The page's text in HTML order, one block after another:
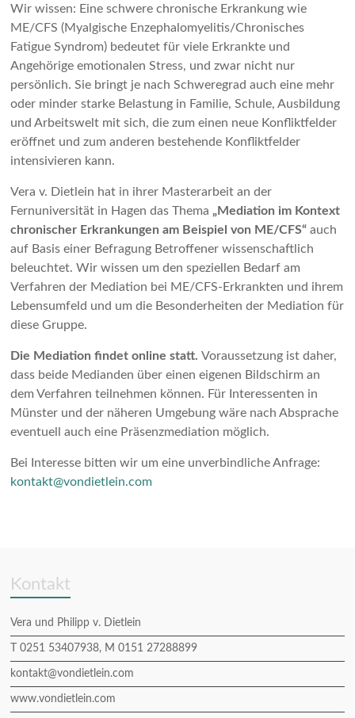
Wir wissen: Eine schwere chronische Erkrankung wie
ME/CFS (Myalgische Enzephalomyelitis/Chronisches
Fatigue Syndrom) bedeutet für viele Erkrankte und
Angehörige emotionalen Stress, und zwar nicht nur
persönlich. Sie bringt je nach Schweregrad auch eine mehr
oder minder starke Belastung in Familie, Schule, Ausbildung
und Arbeitswelt mit sich, die zum einen neue Konfliktfelder
eröffnet und zum anderen bestehende Konfliktfelder
intensivieren kann.
Vera v. Dietlein hat in ihrer Masterarbeit an der
Fernuniversität in Hagen das Thema„Mediation im Kontext
chronischer Erkrankungen am Beispiel von ME/CFS“auch
auf Basis einer Befragung Betroffener wissenschaftlich
beleuchtet. Wir wissen um den speziellen Bedarf am
Verfahren der Mediation bei ME/CFS-Erkrankten und ihrem
Lebensumfeld und um die Besonderheiten der Mediation für
diese Gruppe.
Die Mediation findet online statt.Voraussetzung ist daher,
dass beide Medianden über einen eigenen Bildschirm an
dem Verfahren teilnehmen können. Für Interessenten in
Münster und der näheren Umgebung wäre nach Absprache
eventuell auch eine Präsenzmediation möglich.
Bei Interesse bitten wir um eine unverbindliche Anfrage:
kontakt@vondietlein.com
Kontakt
Vera und Philipp v. Dietlein
T 0251 53407938, M 0151 27288899
kontakt@vondietlein.com
www.vondietlein.com